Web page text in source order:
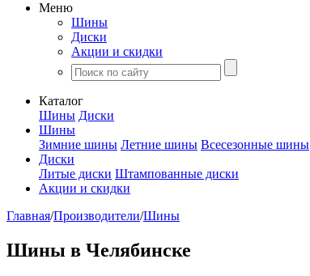
Меню
Шины
Диски
Акции и скидки
Каталог
Шины Диски
Шины
Зимние шины Летние шины Всесезонные шины
Диски
Литые диски Штампованные диски
Акции и скидки
Главная/Производители/Шины
Шины в Челябинске